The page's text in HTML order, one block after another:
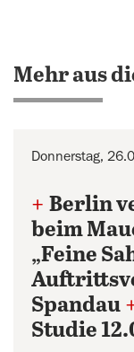
Mehr aus
Donnerstag,
+ Berlin
beim
„Feine
Spandau
Studie